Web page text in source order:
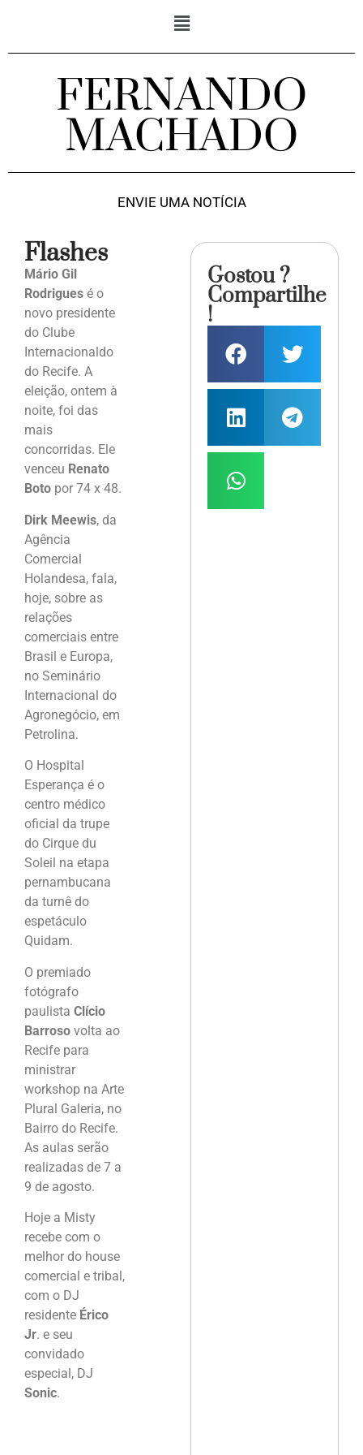
FERNANDO
MACHADO
ENVIE UMA NOTÍCIA
Flashes
Mário Gil
Rodrigues é o
novo presidente
do Clube
Internacionaldo
do Recife. A
eleição, ontem à
noite, foi das
mais
concorridas. Ele
venceu Renato
Boto por 74 x 48.
Dirk Meewis, da
Agência
Comercial
Holandesa, fala,
hoje, sobre as
relações
comerciais entre
Brasil e Europa,
no Seminário
Internacional do
Agronegócio, em
Petrolina.
O Hospital
Esperança é o
centro médico
oficial da trupe
do Cirque du
Soleil na etapa
pernambucana
da turnê do
espetáculo
Quidam.
O premiado
fotógrafo
paulista Clício
Barroso volta ao
Recife para
ministrar
workshop na Arte
Plural Galeria, no
Bairro do Recife.
As aulas serão
realizadas de 7 a
9 de agosto.
Hoje a Misty
recebe com o
melhor do house
comercial e tribal,
com o DJ
residente Érico
Jr. e seu
convidado
especial, DJ
Sonic.
Gostou ?
Compartilhe
!